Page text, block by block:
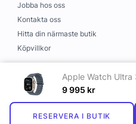
9 995 kr
RESERVERA I BUTIK
Jobba hos oss
Kontakta oss
Hitta din närmaste butik
Köpvillkor
Information
Leverans och betalning
Cookies
Personuppgiftspolicy